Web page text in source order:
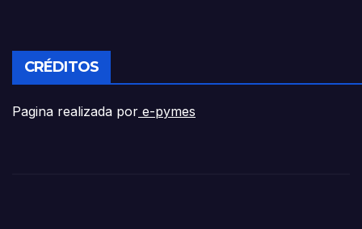
CRÉDITOS
Pagina realizada por e-pymes